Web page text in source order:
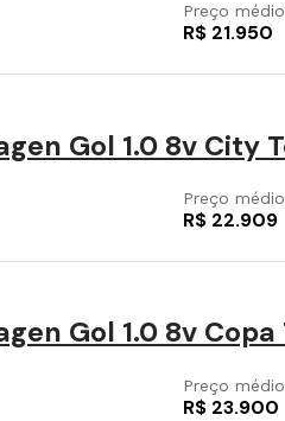
Preço
R$ 21.950
Gol 1.0 8v City
Preço
R$ 22.909
Gol 1.0 8v
Preço
R$ 23.900